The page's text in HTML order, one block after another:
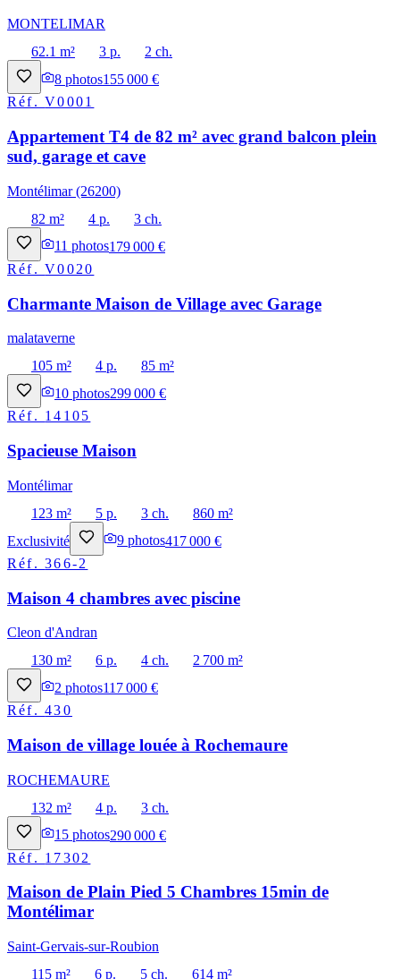
MONTELIMAR
62.1 m²
3 p.
2 ch.
8 photos155 000 €
Réf.V0001
Appartement T4 de 82 m² avec grand balcon plein
sud, garage et cave
Montélimar (26200)
82 m²
4 p.
3 ch.
11 photos179 000 €
Réf.V0020
Charmante Maison de Village avec Garage
malataverne
105 m²
4 p.
85 m²
10 photos299 000 €
Réf. 14105
Spacieuse Maison
Montélimar
123 m²
5 p. 3 ch.
860 m²
Exclusivité
9 photos417 000 €
Réf.366-2
Maison 4 chambres avec piscine
Cleon d'Andran
130 m²
6 p. 4 ch.
2 700 m²
2 photos117 000 €
Réf.430
Maison de village louée à Rochemaure
ROCHEMAURE
132 m²
4 p.
3 ch.
15 photos290 000 €
Réf. 17302
Maison de Plain Pied 5 Chambres 15min de
Montélimar
Saint-Gervais-sur-Roubion
115 m²
6 p. 5 ch.
614 m²